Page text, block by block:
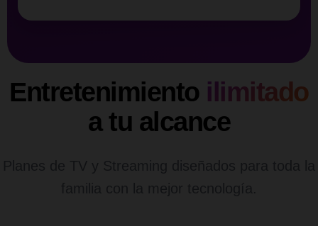
Entretenimiento ilimitado
a tu alcance